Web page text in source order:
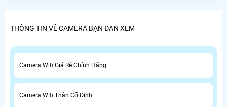
THÔNG TIN VỀ CAMERA BẠN ĐAN XEM
Camera Wifi Giá Rẻ Chính Hãng
Camera Wifi Thân Cố Định